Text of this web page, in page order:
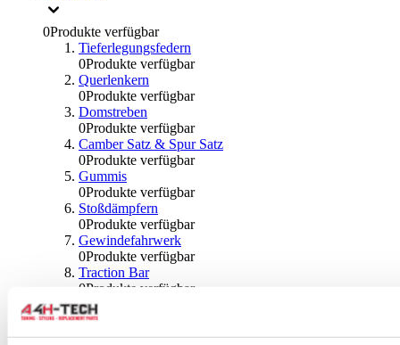
0Produkte verfügbar
Tieferlegungsfedern
0Produkte verfügbar
Querlenkern
0Produkte verfügbar
Domstreben
0Produkte verfügbar
Camber Satz & Spur Satz
0Produkte verfügbar
Gummis
0Produkte verfügbar
Stoßdämpfern
0Produkte verfügbar
Gewindefahrwerk
0Produkte verfügbar
Traction Bar
0Produkte verfügbar
Stabilisator & Zubehör
0Produkte verfügbar
Kugeln & Abdeckungen